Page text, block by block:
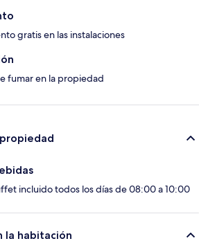
gratis en las instalaciones
fumar en la propiedad
incluido todos los días de 08:00 a 10:00
la habitación